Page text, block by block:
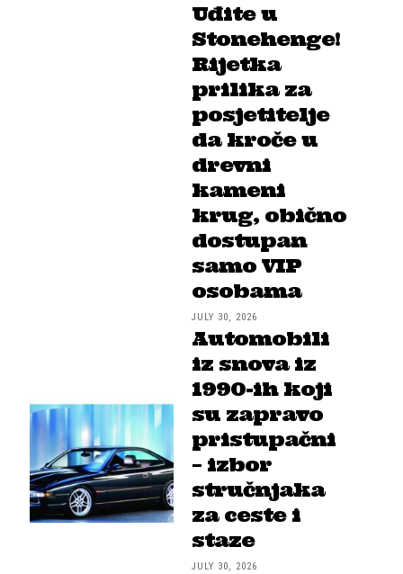
Uđite u
Stonehenge!
Rijetka
prilika za
posjetitelje
da kroče u
drevni
kameni
krug, obično
dostupan
samo VIP
osobama
JULY 30, 2026
Automobili
iz snova iz
1990-ih koji
su zapravo
pristupačni
– izbor
stručnjaka
za ceste i
staze
JULY 30, 2026